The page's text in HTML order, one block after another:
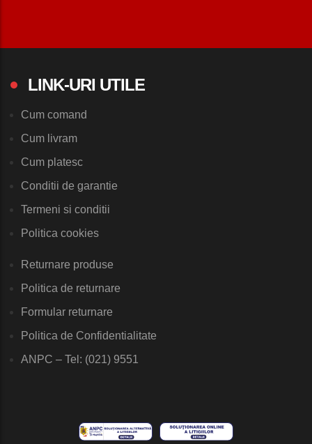
LINK-URI UTILE
Cum comand
Cum livram
Cum platesc
Conditii de garantie
Termeni si conditii
Politica cookies
Returnare produse
Politica de returnare
Formular returnare
Politica de Confidentialitate
ANPC – Tel: (021) 9551